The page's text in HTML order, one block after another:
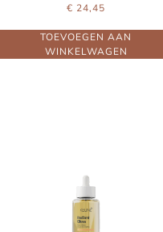
€ 24,45
TOEVOEGEN AAN
WINKELWAGEN